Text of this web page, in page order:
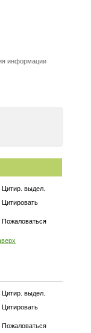
информации
Цитир. выдел.
Цитировать
Пожаловаться
Цитир. выдел.
Цитировать
Пожаловаться